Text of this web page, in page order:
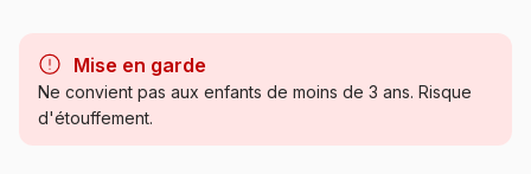
Catégorie
Puzzles - Pompiers, Police,
Mise en garde
Ne convient pas aux enfants de moins de 3 ans. Risque
d'étouffement.